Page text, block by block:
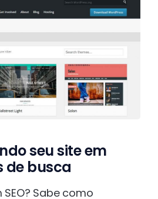
seu site em
de busca
Sabe como